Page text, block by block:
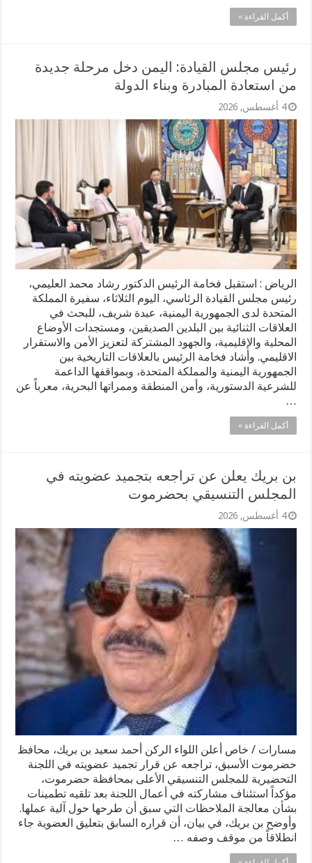
أكمل القراءة »
رئيس مجلس القيادة: اليمن دخل مرحلة جديدة
من استعادة المبادرة وبناء الدولة
4 أغسطس, 2026
الرياض : استقبل فخامة الرئيس الدكتور رشاد محمد العليمي،
رئيس مجلس القيادة الرئاسي، اليوم الثلاثاء، سفيرة المملكة
المتحدة لدى الجمهورية اليمنية، عبدة شريف، للبحث في
العلاقات الثنائية بين البلدين الصديقين، ومستجدات الأوضاع
المحلية والإقليمية، والجهود المشتركة لتعزيز الأمن والاستقرار
الاقليمي. وأشاد فخامة الرئيس بالعلاقات التاريخية بين
الجمهورية اليمنية والمملكة المتحدة، وبمواقفها الداعمة
للشرعية الدستورية، وأمن المنطقة وممراتها البحرية، معرباً عن
…
أكمل القراءة »
بن بريك يعلن عن تراجعه بتجميد عضويته في
المجلس التنسيقي بحضرموت
4 أغسطس, 2026
مسارات / خاص أعلن اللواء الركن أحمد سعيد بن بريك، محافظ
حضرموت الأسبق، تراجعه عن قرار تجميد عضويته في اللجنة
التحضيرية للمجلس التنسيقي الأعلى بمحافظة حضرموت،
مؤكداً استئناف مشاركته في أعمال اللجنة بعد تلقيه تطمينات
بشأن معالجة الملاحظات التي سبق أن طرحها حول آلية عملها.
وأوضح بن بريك، في بيان، أن قراره السابق بتعليق العضوية جاء
انطلاقاً من موقف وصفه …